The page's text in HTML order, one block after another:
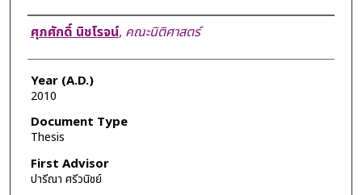
Author
ศุภศักดิ์ นิชโรจน์, คณะนิติศาสตร์
Year (A.D.)
2010
Document Type
Thesis
First Advisor
ปารีณา ศรีวนิชย์